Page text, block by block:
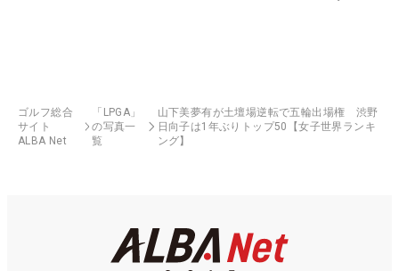
ゴルフ総合
サイト
ALBA Net
「LPGA」
の写真一
覧
山下美夢有が土壇場逆転で五輪出場権 渋野
日向子は1年ぶりトップ50【女子世界ランキ
ング】